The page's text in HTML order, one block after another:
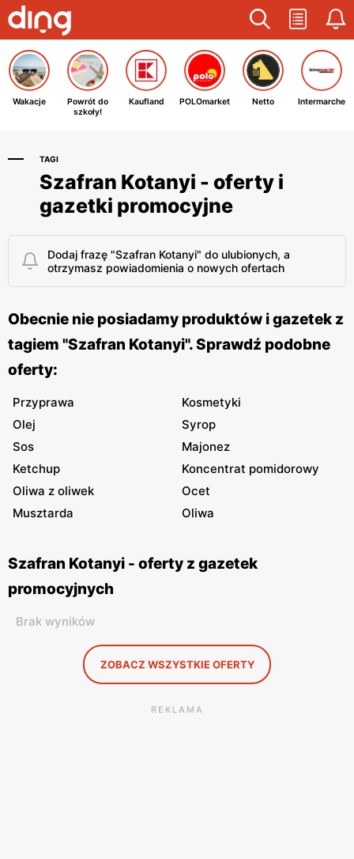
Wakacje
Powrót do
szkoły!
Kaufland POLOmarket Netto Intermarche
TAGI
Szafran Kotanyi - oferty i
gazetki promocyjne
Dodaj frazę "Szafran Kotanyi" do ulubionych, a
otrzymasz powiadomienia o nowych ofertach
Obecnie nie posiadamy produktów i gazetek z
tagiem "Szafran Kotanyi". Sprawdź podobne
oferty:
Przyprawa
Kosmetyki
Olej
Syrop
Sos
Majonez
Ketchup
Koncentrat pomidorowy
Oliwa z oliwek
Ocet
Musztarda
Oliwa
Szafran Kotanyi - oferty z gazetek
promocyjnych
Brak wyników
ZOBACZ WSZYSTKIE OFERTY
REKLAMA